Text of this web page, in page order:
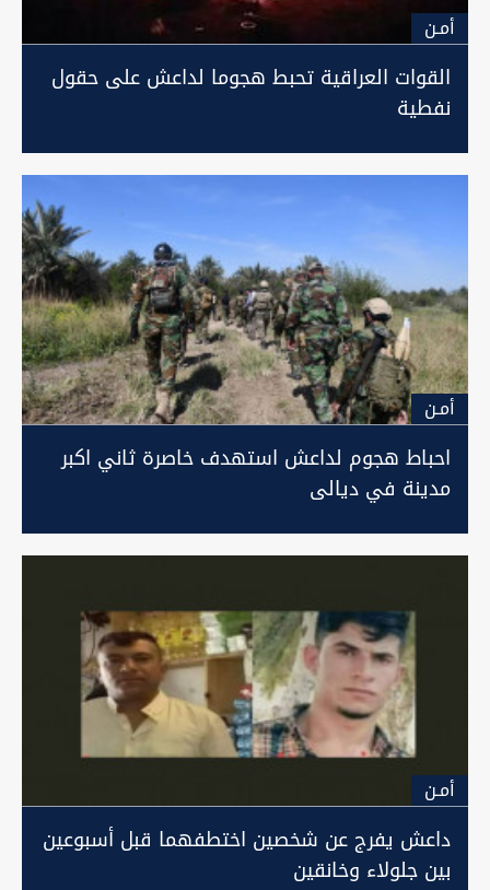
أمـن
القوات العراقية تحبط هجوما لداعش على حقول
نفطية
أمـن
احباط هجوم لداعش استهدف خاصرة ثاني اكبر
مدينة في ديالى
أمـن
داعش يفرج عن شخصين اختطفهما قبل أسبوعين
بين جلولاء وخانقين